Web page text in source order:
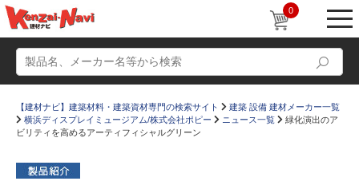
0
【建材ナビ】建築材料・建築資材専門の検索サイト
建築 設備 建材メーカー一覧
横浜ディスプレイミュージアム/株式会社ポピー
ニュース一覧
緑化演出のア
ビリティを高めるアーティフィシャルグリーン